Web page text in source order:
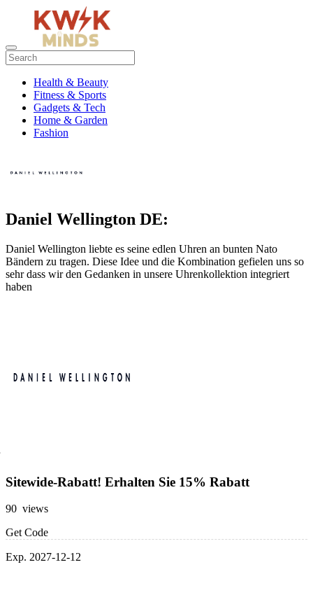
Health & Beauty
Fitness & Sports
Gadgets & Tech
Home & Garden
Fashion
Daniel Wellington DE:
Daniel Wellington liebte es seine edlen Uhren an bunten Nato
Bändern zu tragen. Diese Idee und die Kombination gefielen uns so
sehr dass wir den Gedanken in unsere Uhrenkollektion integriert
haben
Sitewide-Rabatt! Erhalten Sie 15% Rabatt
90 views
Get Code
Exp. 2027-12-12